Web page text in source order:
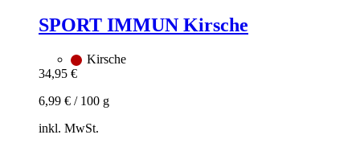
hinzufügen
Dieses
weist
mehrere
auf.
Optionen
SPORT IMMUN Kirsche
Kirsche
34,95 €
6,99 € / 100 g
inkl. MwSt.